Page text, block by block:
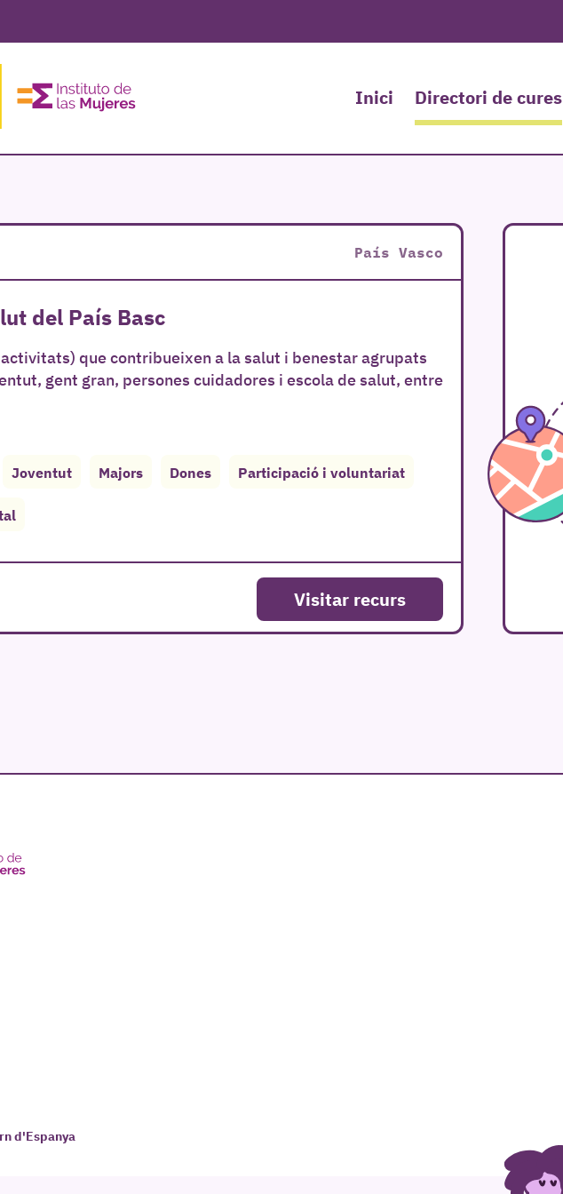
Inici Directori de cures
País Vasco
del País Basc
que contribueixen a la salut i benestar agrupats
gent gran, persones cuidadores i escola de salut, entre
Joventut Majors Dones Participació i voluntariat
Visitar recurs
d'Espanya